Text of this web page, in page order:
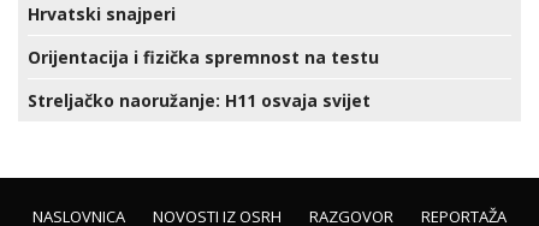
Hrvatski snajperi
Orijentacija i fizička spremnost na testu
Streljačko naoružanje: H11 osvaja svijet
NASLOVNICA NOVOSTI IZ OSRH RAZGOVOR
REPORTAŽA